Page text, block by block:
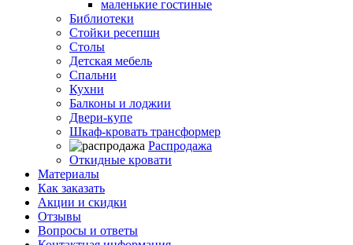
маленькие гостиные
Библиотеки
Стойки ресепшн
Столы
Детская мебель
Спальни
Кухни
Балконы и лоджии
Двери-купе
Шкаф-кровать трансформер
Распродажа
Откидные кровати
Материалы
Как заказать
Акции и скидки
Отзывы
Вопросы и ответы